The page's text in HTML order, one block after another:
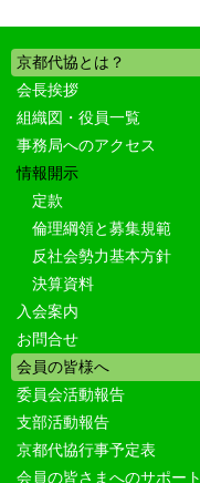
京都代協とは？
会長挨拶
組織図・役員一覧
事務局へのアクセス
情報開示
定款
倫理綱領と募集規範
反社会勢力基本方針
決算資料
入会案内
お問合せ
会員の皆様へ
委員会活動報告
支部活動報告
京都代協行事予定表
会員の皆さまへのサポート